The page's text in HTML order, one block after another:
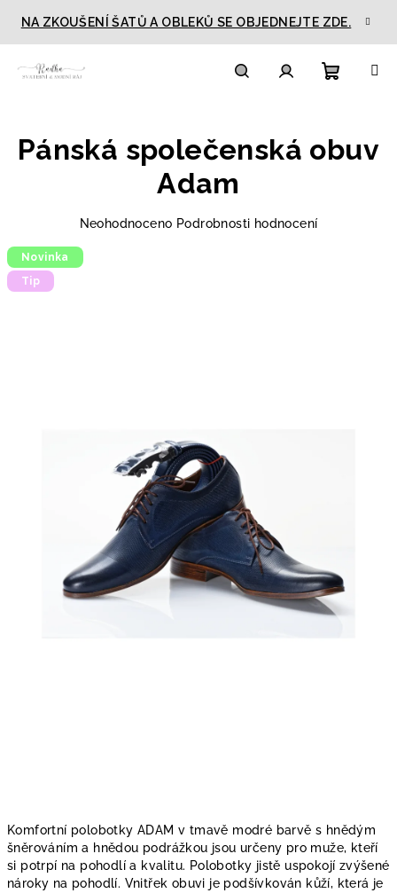
obsah
NA ZKOUŠENÍ ŠATŮ A OBLEKŮ SE OBJEDNEJTE ZDE.
košík
Komfortní polobotky ADAM v tmavě modré barvě s hnědým
šněrováním a hnědou podrážkou jsou určeny pro muže, kteří
si potrpí na pohodlí a kvalitu. Polobotky jistě uspokojí zvýšené
nároky na pohodlí. Vnitřek obuvi je podšívkován kůží, která je
Pánská společenská obuv
Adam
Průměrné
Neohodnoceno Podrobnosti hodnocení
Novinka
Tip